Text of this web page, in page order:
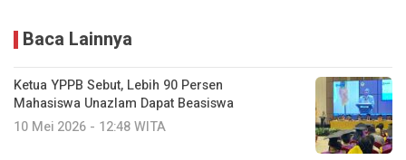
Baca Lainnya
Ketua YPPB Sebut, Lebih 90 Persen
Mahasiswa Unazlam Dapat Beasiswa
10 Mei 2026 - 12:48 WITA